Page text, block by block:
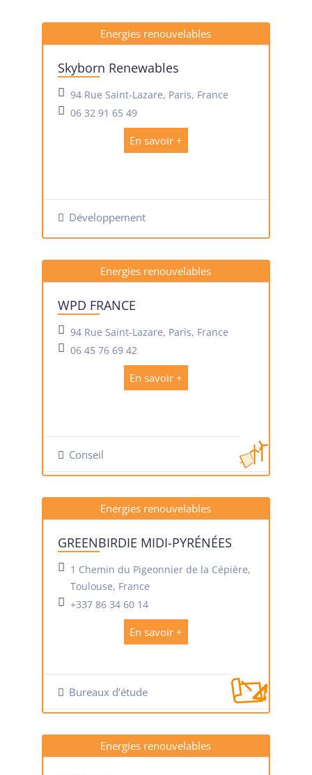
Energies renouvelables
Skyborn Renewables
94 Rue Saint-Lazare, Paris, France
06 32 91 65 49
En savoir +
Développement
Energies renouvelables
WPD FRANCE
94 Rue Saint-Lazare, Paris, France
06 45 76 69 42
En savoir +
Conseil
Energies renouvelables
GREENBIRDIE MIDI-PYRÉNÉES
1 Chemin du Pigeonnier de la Cépière,
Toulouse, France
+337 86 34 60 14
En savoir +
Bureaux d’étude
Energies renouvelables